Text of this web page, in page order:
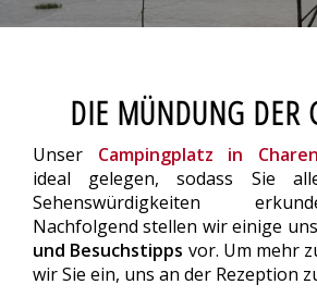
DIE MÜNDUNG DER
Unser Campingplatz in
ideal gelegen, sodass Sie
Sehenswürdigkeiten
Nachfolgend stellen wir einige
und Besuchstipps vor. Um mehr
wir Sie ein, uns an der Rezeption